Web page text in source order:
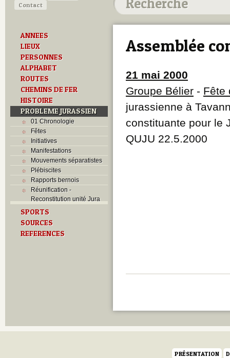
Contact
ANNEES
LIEUX
PERSONNES
ALPHABET
ROUTES
CHEMINS DE FER
HISTOIRE
PROBLEME JURASSIEN
01 Chronologie
Fêtes
Initiatives
Manifestations
Mouvements séparatistes
Plébiscites
Rapports bernois
Réunification -
Reconstitution unité Jura
SPORTS
SOURCES
REFERENCES
Assemblée
21 mai 2000
Groupe Bélier - Fête
jurassienne à
constituante pour le
QUJU 22.5.2000
PRÉSENTATION